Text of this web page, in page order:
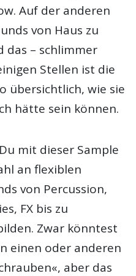
Auf der anderen
von Haus zu
das – schlimmer
Stellen ist die
übersichtlich, wie sie
hätte sein können.
mit dieser Sample
an flexiblen
von Percussion,
FX bis zu
Zwar könntest
einen oder anderen
aber das